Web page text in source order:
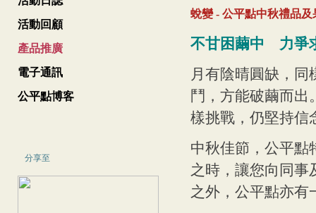
活動回顧
產品推廣
電子通訊
公平點博客
分享至
蛻變 - 公平點中秋禮品及
不甘困繭中 力爭
月有陰晴圓缺，
鬥，方能破繭而
樣挑戰，仍堅持信
中秋佳節，公平點
之時，讓您向同事
之外，公平點亦有